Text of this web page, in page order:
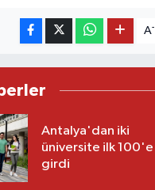
A-
Antalya'dan iki
üniversite ilk 100'e
girdi